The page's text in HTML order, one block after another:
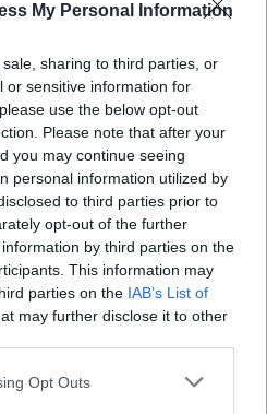
My Personal Information
sharing to third parties, or
or sensitive information for
use the below opt-out
Please note that after your
you may continue seeing
personal information utilized by
to third parties prior to
opt-out of the further
by third parties on the
This information may
parties on the IAB’s List of
may further disclose it to other
Opt Outs Zeron Zrt.